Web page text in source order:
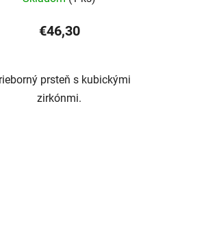
€46,30
prsteň s kubickými
zirkónmi.